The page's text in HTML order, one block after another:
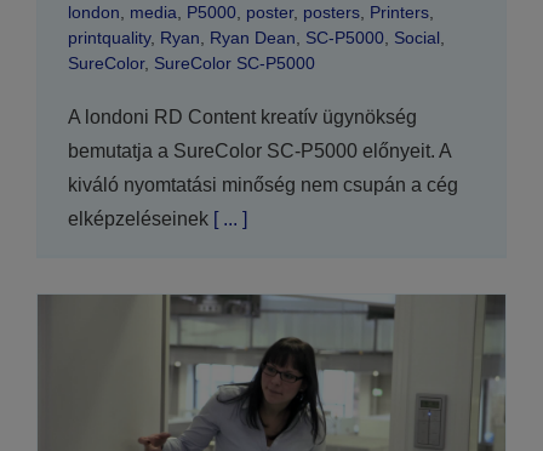
london
media P5000, poster, posters, Printers,
printquality, Ryan Ryan Dean SC-P5000, Social
SureColor, SureColor SC-P5000
A londoni RD Content kreatív ügynökség
bemutatja a SureColor SC-P5000 előnyeit. A
kiváló nyomtatási minőség nem csupán a cég
elképzeléseinek[ ... ]